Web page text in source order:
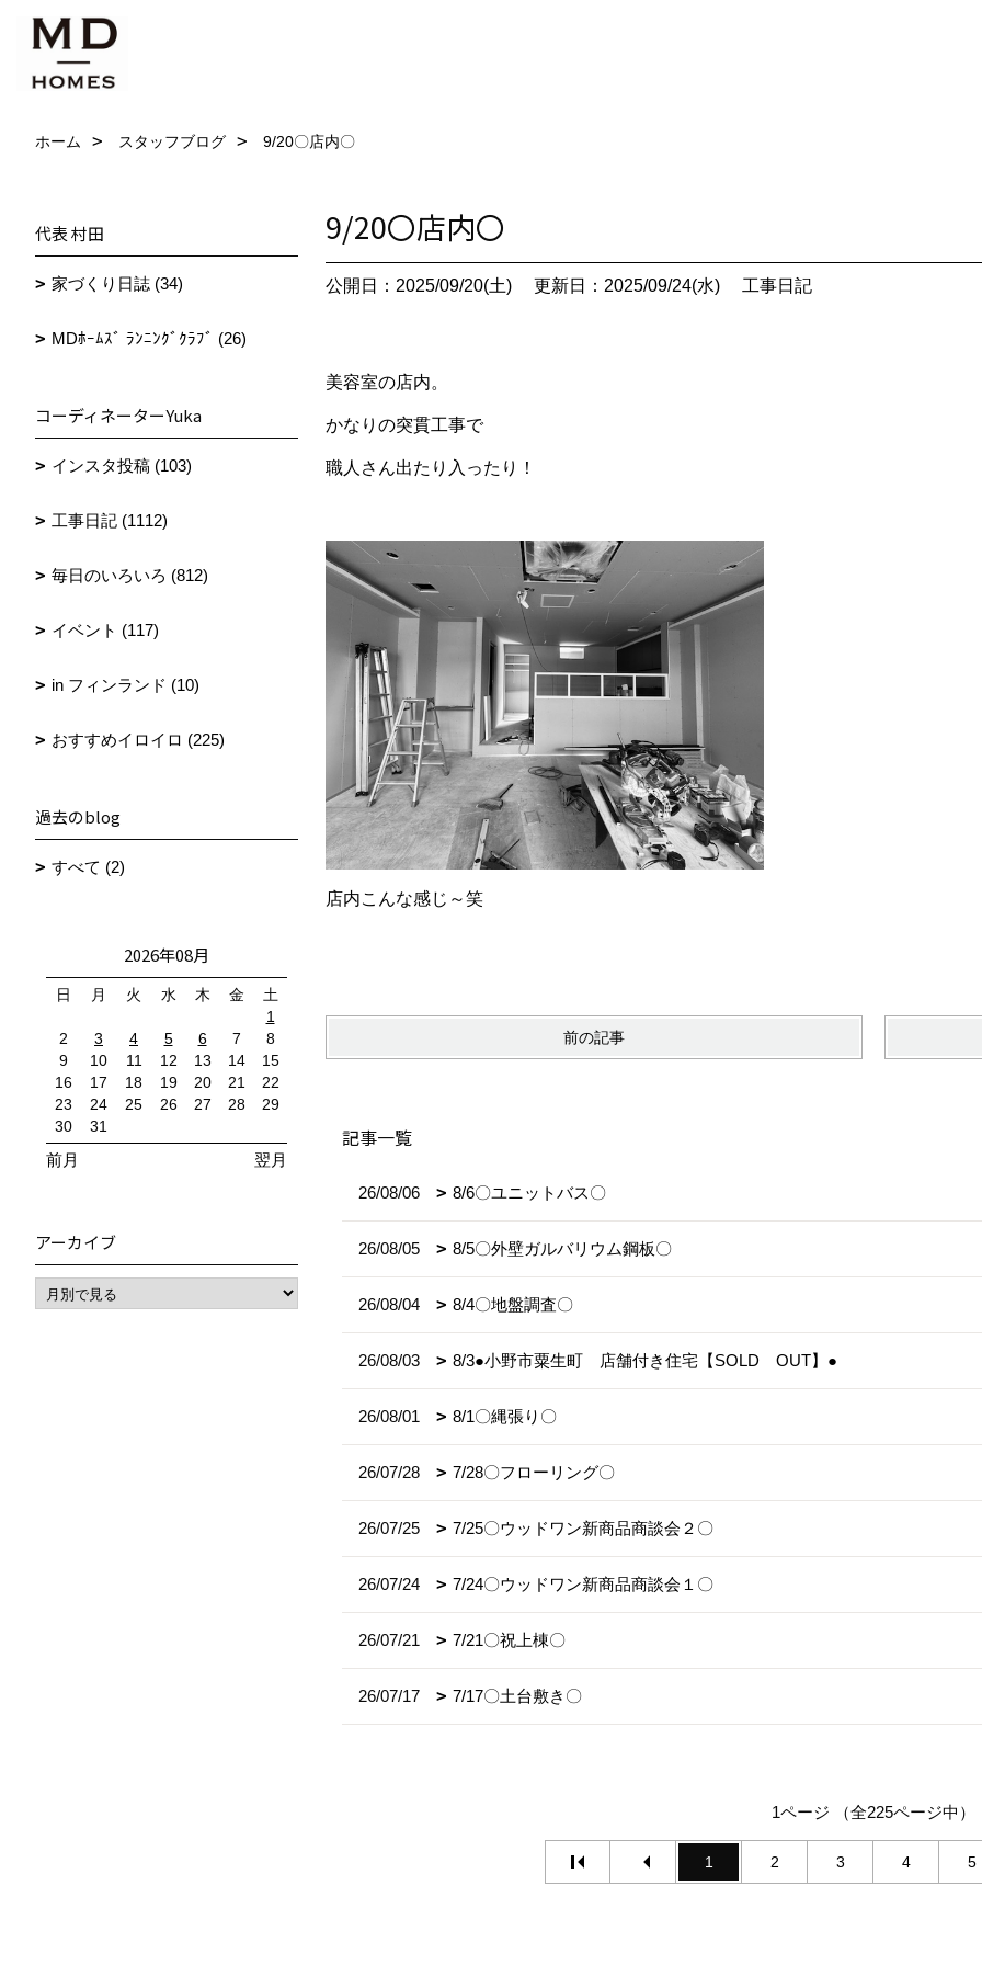
ホーム スタッフブログ 9/20〇店内〇
9/20〇店内〇
公開日：2025/09/20(土) 更新日：2025/09/24(水) 工事日記
美容室の店内。
かなりの突貫工事で
職人さん出たり入ったり！
店内こんな感じ～笑
前の記事
記事一覧
26/08/06 8/6〇ユニットバス〇
26/08/05 8/5〇外壁ガルバリウム鋼板〇
26/08/04 8/4〇地盤調査〇
26/08/03 8/3●小野市粟生町 店舗付き住宅【SOLD OUT】●
26/08/01 8/1〇縄張り〇
26/07/28 7/28〇フローリング〇
26/07/25 7/25〇ウッドワン新商品商談会２〇
26/07/24 7/24〇ウッドワン新商品商談会１〇
26/07/21 7/21〇祝上棟〇
26/07/17 7/17〇土台敷き〇
1ページ （全225ページ中）
1 2 3 4 5
代表 村田
家づくり日誌 (34)
MDﾎｰﾑｽﾞ ﾗﾝﾆﾝｸﾞｸﾗﾌﾞ (26)
コーディネーターYuka
インスタ投稿 (103)
工事日記 (1112)
毎日のいろいろ (812)
イベント (117)
in フィンランド (10)
おすすめイロイロ (225)
過去のblog
すべて (2)
2026年08月
日 月 火 水 木 金
土
1
2
3 4 5 6 7
8
9
10 11 12 13 14
15
16
17 18 19 20 21
22
23
24 25 26 27 28
29
30
31
前月 翌月
アーカイブ